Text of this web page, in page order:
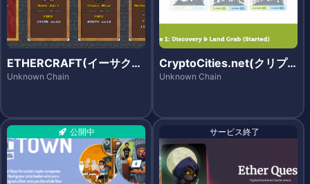
ETHERCRAFT(イーサクラ
フト)
Unknown Chain
CryptoCities.net(クリプ
トシティーズ)
Unknown Chain
公開中 サービス終了